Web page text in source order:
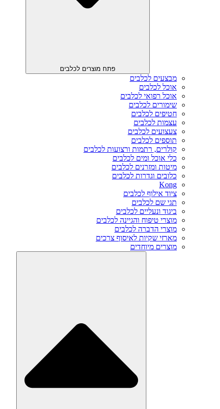
פתח מוצרים לכלבים
מבצעים לכלבים
אוכל לכלבים
אוכל רפואי לכלבים
שימורים לכלבים
חטיפים לכלבים
עצמות לכלבים
צעצועים לכלבים
תוספים לכלבים
קולרים, רתמות ורצועות לכלבים
כלי אוכל ומים לכלבים
מיטות ומזרנים לכלבים
כלובים וגדרות לכלבים
Kong
ציוד אילוף לכלבים
תגי שם לכלבים
ביגוד ונעליים לכלבים
מוצרי טיפוח והגיינה לכלבים
מוצרי הדברה לכלבים
מארזי שקיות לאיסוף צרכים
מוצרים מיוחדים